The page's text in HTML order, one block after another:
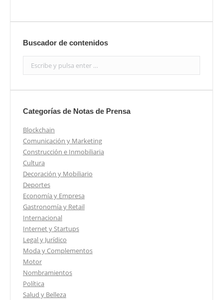
Buscador de contenidos
Categorías de Notas de Prensa
Blockchain
Comunicación y Marketing
Construcción e Inmobiliaria
Cultura
Decoración y Mobiliario
Deportes
Economía y Empresa
Gastronomía y Retail
Internacional
Internet y Startups
Legal y Jurídico
Moda y Complementos
Motor
Nombramientos
Política
Salud y Belleza